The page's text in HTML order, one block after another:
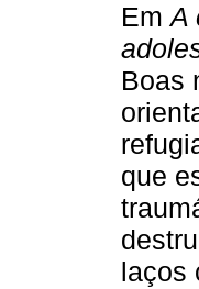
EmA
Boas
que
laços